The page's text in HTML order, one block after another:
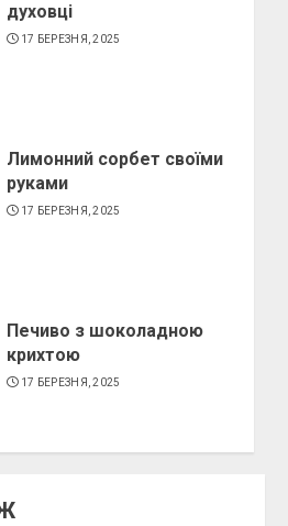
духовці
17 БЕРЕЗНЯ, 2025
Лимонний сорбет своїми
руками
17 БЕРЕЗНЯ, 2025
Печиво з шоколадною
крихтою
17 БЕРЕЗНЯ, 2025